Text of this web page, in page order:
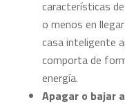
características
o menos en
casa inteligente
comporta de
energía.
Apagar o bajar